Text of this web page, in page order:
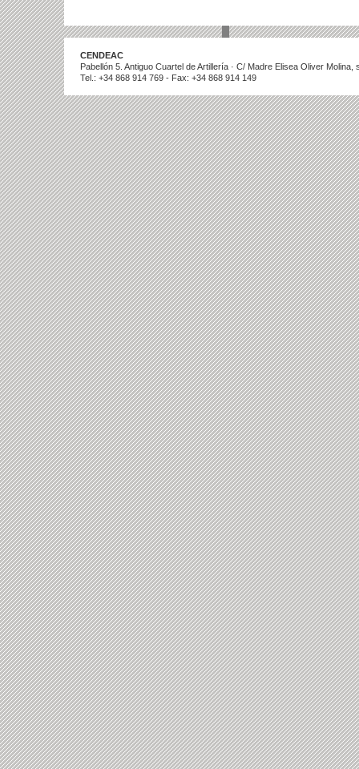
CENDEAC
Pabellón 5. Antiguo Cuartel de Artillería · C/ Madre Elisea Oliver
Tel.: +34 868 914 769 - Fax: +34 868 914 149